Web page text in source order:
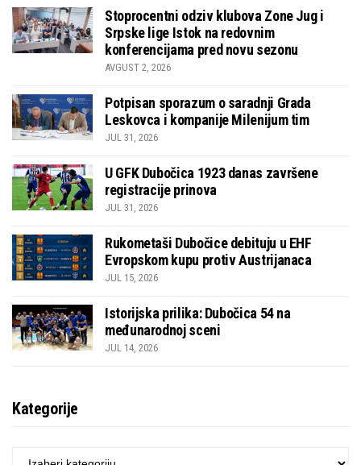
Stoprocentni odziv klubova Zone Jug i
Srpske lige Istok na redovnim
konferencijama pred novu sezonu
AVGUST 2, 2026
Potpisan sporazum o saradnji Grada
Leskovca i kompanije Milenijum tim
JUL 31, 2026
U GFK Dubočica 1923 danas završene
registracije prinova
JUL 31, 2026
Rukometaši Dubočice debituju u EHF
Evropskom kupu protiv Austrijanaca
JUL 15, 2026
Istorijska prilika: Dubočica 54 na
međunarodnoj sceni
JUL 14, 2026
Kategorije
KATEGORIJE